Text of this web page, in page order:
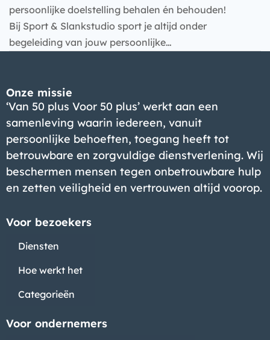
persoonlijke doelstelling behalen én behouden!
Bij Sport & Slankstudio sport je altijd onder
begeleiding van jouw persoonlijke…
Onze missie
‘Van 50 plus Voor 50 plus’ werkt aan een
samenleving waarin iedereen, vanuit
persoonlijke behoeften, toegang heeft tot
betrouwbare en zorgvuldige dienstverlening. Wij
beschermen mensen tegen onbetrouwbare hulp
en zetten veiligheid en vertrouwen altijd voorop.
Voor bezoekers
Diensten
Hoe werkt het
Categorieën
Voor ondernemers